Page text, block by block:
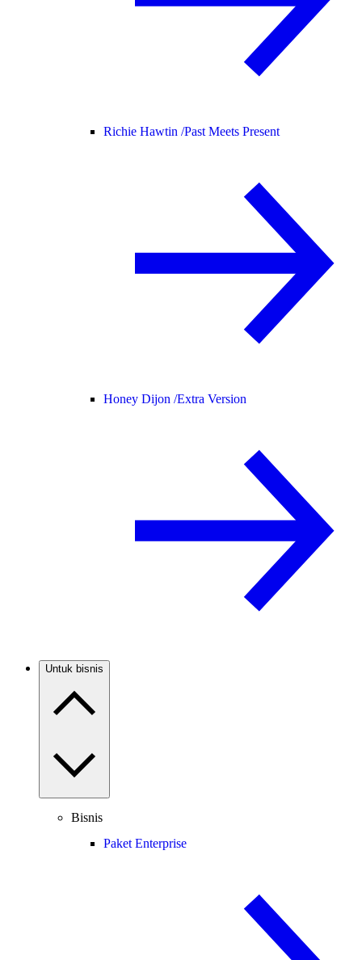
Richie Hawtin /Past Meets Present
Honey Dijon /Extra Version
Untuk bisnis
Bisnis
Paket Enterprise